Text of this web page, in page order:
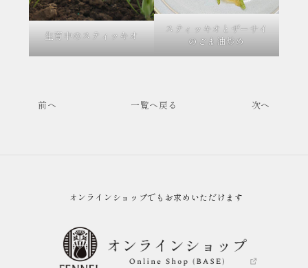
生育中のスティッキオ
スティッキオとザーサイ
のごま油炒め
前へ 一覧へ戻る 次へ
オンラインショップでもお求めいただけます